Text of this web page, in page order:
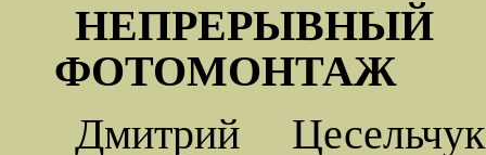
ФОТОМОНТАЖ
Дмитрий Цесельчук